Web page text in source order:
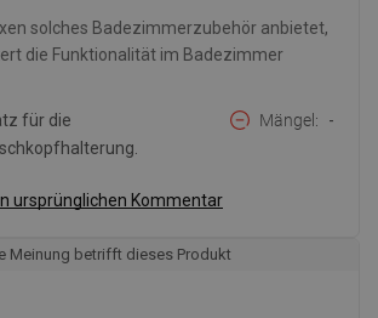
solches Badezimmerzubehör anbietet,
die Funktionalität im Badezimmer
für die
Mängel -
ursprünglichen Kommentar
Meinung betrifft dieses Produkt